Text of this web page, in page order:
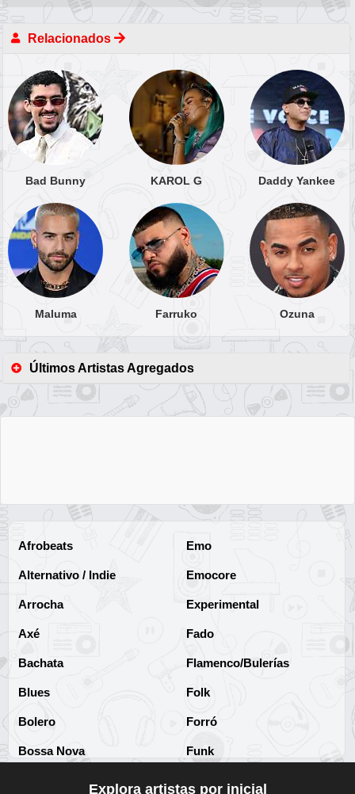
Relacionados
Bad Bunny KAROL G Daddy Yankee
Maluma Farruko Ozuna
Últimos Artistas Agregados
Afrobeats
Alternativo / Indie
Arrocha
Axé
Bachata
Blues
Bolero
Bossa Nova
Emo
Emocore
Experimental
Fado
Flamenco/Bulerías
Folk
Forró
Funk
Explora artistas por inicial